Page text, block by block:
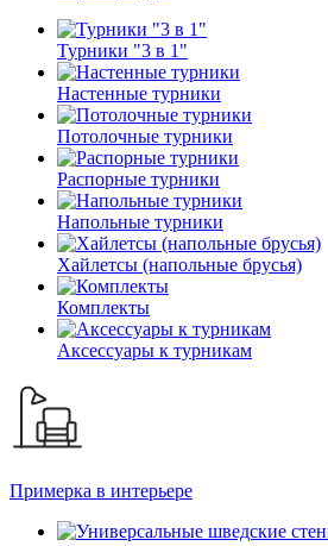
Турники "3 в 1"
Настенные турники
Потолочные турники
Распорные турники
Напольные турники
Хайлетсы (напольные брусья)
Комплекты
Аксессуары к турникам
Примерка в интерьере